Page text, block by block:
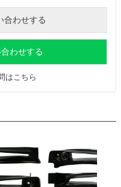
合わせする
わせする
はこちら